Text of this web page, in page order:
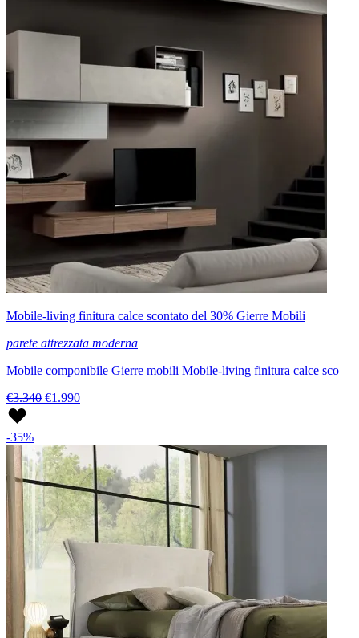
Mobile-living finitura calce scontato del 30% Gierre Mobili
parete attrezzata moderna
Mobile componibile Gierre mobili Mobile-living finitura calce sco
€3.340 €1.990
-35%